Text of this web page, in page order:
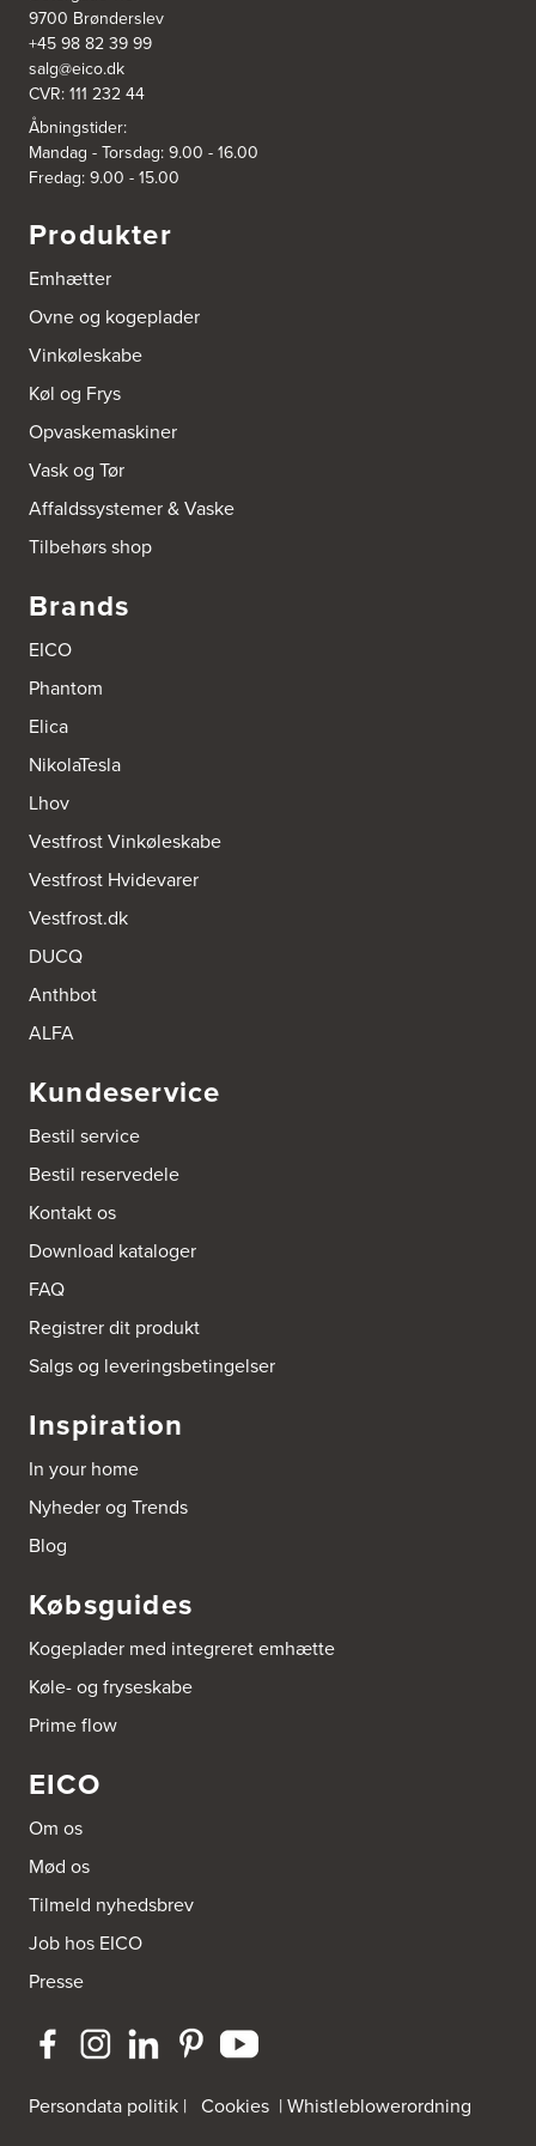
2610 Rødovre
https://www.power.dk/butik/power-roedovre/s-3831/
3832: Power Slagelse
Japanvej 8
4200 Slagelse
Tel.:70338080
https://www.power.dk/butik/power-slagelse/s-3832/
3836: Power Frederikshavn
Grønlandsvej 22
9900 Frederikshavn
https://www.power.dk/butik/power-frederikshavn/s-3836/
3841: Power Haderslev
Nordhavnsvej 2
6100 Haderslev
https://www.power.dk/butik/power-haderslev/s-3841/
A/S Henning Lund Horsens
8700 Horsens
A/S Kærsgaard
Hjørringvej 42
9400 Nørresundby
http://www.designa.dk
AUBO Køkken & Bad Østerbro
2100 København Ø
http://www.aubo.dk
Industrivej 8
5560 Aarup
Tel.:70101005
https://hvidtogfrit.dk/forhandler/aktiv-hvidevareservice/
Amager Køkken bad & Garderobe
2770 Kastrup
http://www.amagerkoekken.dk/
Gutenbergvej 1
9510 Arden
Tel.:
http://www.el-salg.dk
Arnum El-service ApS
Vestergade 30
6510 Gram
http://www.el-salg.dk
Norgesvej 24C
Tel.:73702533
http://www.aubo.dk
Aubo Køkken & Bad Helsingør
3000 Helsingør
Aubo Køkken & Bad Horsens
Løvenørnsgade 12
8700 Horsens
Tel.: 21695061
http://www.aubo.dk
Aubo Køkken & Bad Kalundborg
Tel.:59511842
http://www.aubo.dk
Aubo Køkken & Bad Køge
9700 Brønderslev
+45 98 82 39 99
salg@eico.dk
CVR: 111 232 44
Åbningstider:
Mandag - Torsdag: 9.00 - 16.00
Fredag: 9.00 - 15.00
Produkter
Emhætter
Ovne og kogeplader
Vinkøleskabe
Køl og Frys
Opvaskemaskiner
Vask og Tør
Affaldssystemer & Vaske
Tilbehørs shop
Brands
EICO
Phantom
Elica
NikolaTesla
Lhov
Vestfrost Vinkøleskabe
Vestfrost Hvidevarer
Vestfrost.dk
DUCQ
Anthbot
ALFA
Kundeservice
Bestil service
Bestil reservedele
Kontakt os
Download kataloger
FAQ
Registrer dit produkt
Salgs og leveringsbetingelser
Inspiration
In your home
Nyheder og Trends
Blog
Købsguides
Kogeplader med integreret emhætte
Køle- og fryseskabe
Prime flow
EICO
Om os
Mød os
Tilmeld nyhedsbrev
Job hos EICO
Presse
Persondata politik | Cookies |Whistleblowerordning